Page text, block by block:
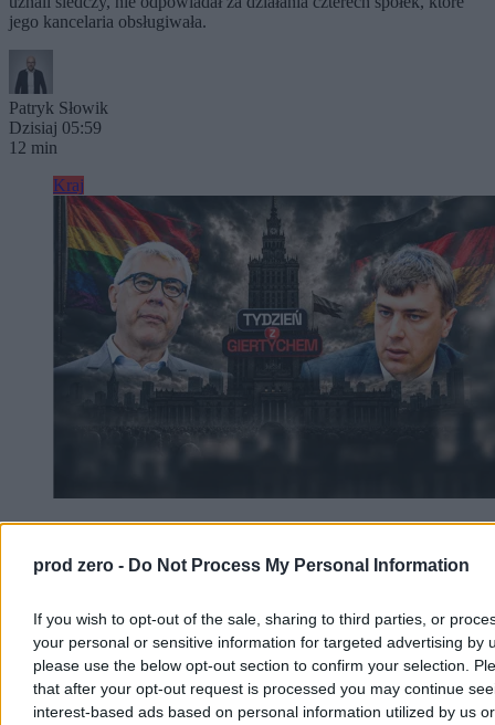
prod zero - Do Not Process My Personal Information
If you wish to opt-out of the sale, sharing to third parties, or
your personal or sensitive information for targeted advertising by
please use the below opt-out section to confirm your selection.
that after your opt-out request is processed you may continue
interest-based ads based on personal information utilized by us or
jego kancelaria obsługiwała.
Patryk Słowik
Dzisiaj 05:59
12 min
Kraj
marzeń Romana Giertycha
żylibyśmy w kraju, w którym rozwody są zakazane, a naszym
celem jest powstrzymanie masonów. I nie pchalibyśmy się na
Zachód, bo „tam nas nie chcą”.